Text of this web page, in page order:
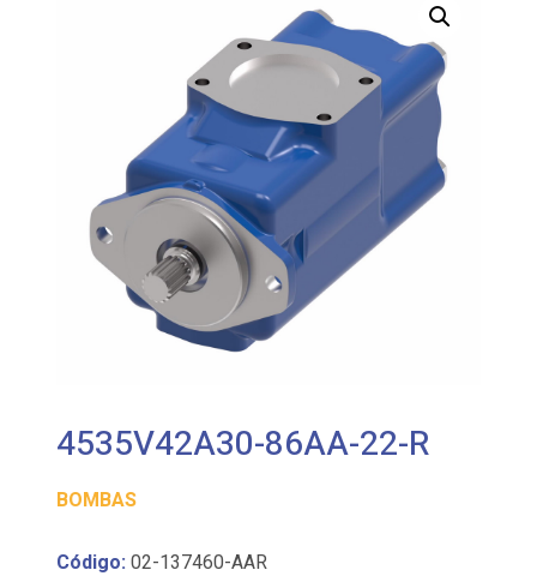
4535V42A30-86AA-22-R
BOMBAS
Código: 02-137460-AAR